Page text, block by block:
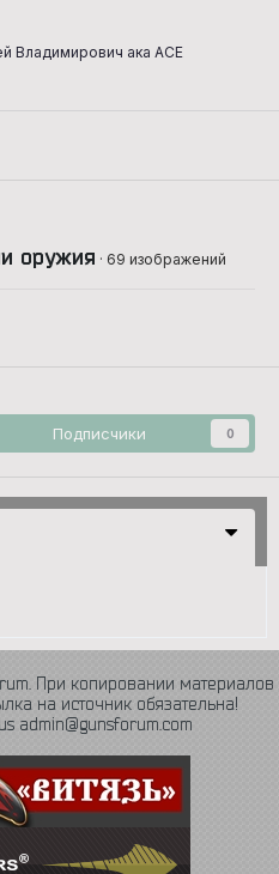
Владимирович ака ACE
оружия · 69 изображений
Подписчики 0
При копировании материалов
на источник обязательна!
admin@gunsforum.com